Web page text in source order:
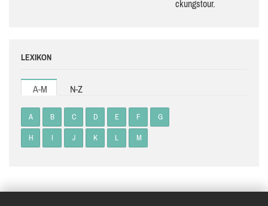
ckungs­tour.
LEXIKON
A-M N-Z
A B C D E F G
H I J K L M